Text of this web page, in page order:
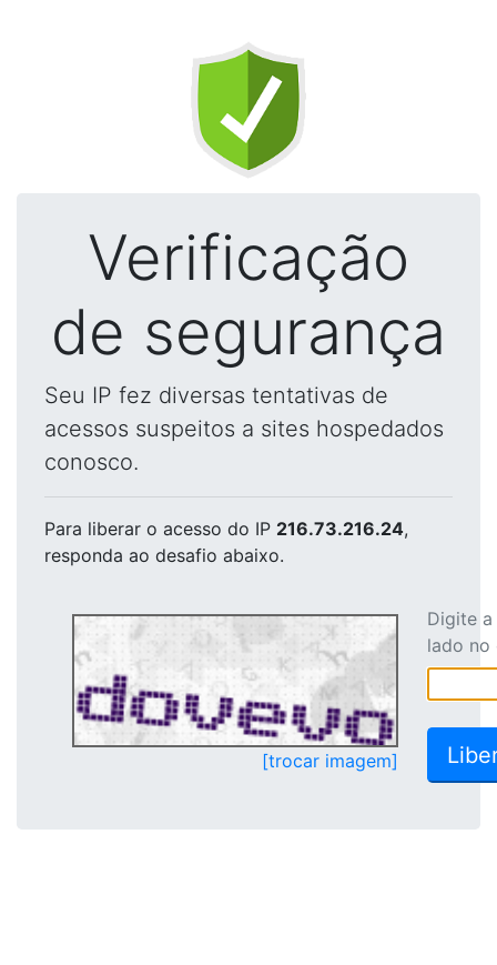
Verificação
de segurança
Seu IP fez diversas tentativas de
acessos suspeitos a sites hospedados
conosco.
Para liberar o acesso do IP 216.73.216.24,
responda ao desafio abaixo.
[trocar imagem]
Digite
lado no